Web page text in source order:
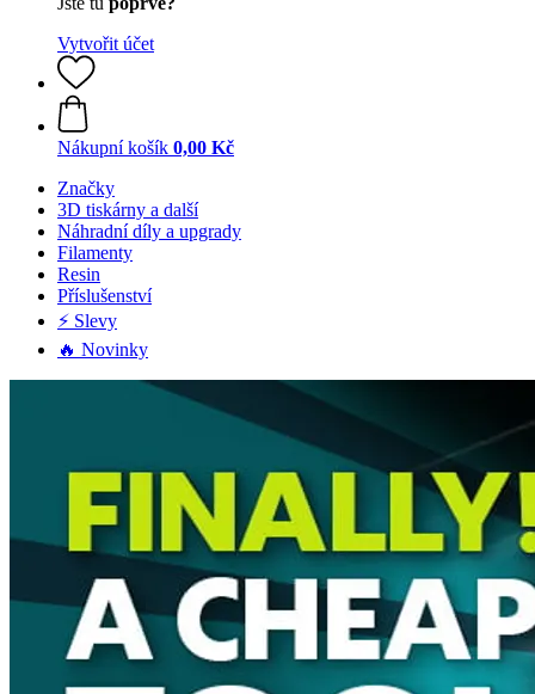
Vytvořit účet
Nákupní košík 0,00 Kč
Značky
3D tiskárny a další
Náhradní díly a upgrady
Filamenty
Resin
Příslušenství
⚡ Slevy
🔥 Novinky